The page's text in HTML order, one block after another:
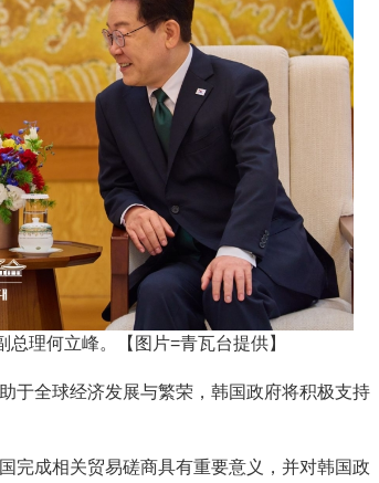
理何立峰。【图片=青瓦台提供】
于全球经济发展与繁荣，韩国政府将积极支持
完成相关贸易磋商具有重要意义，并对韩国政